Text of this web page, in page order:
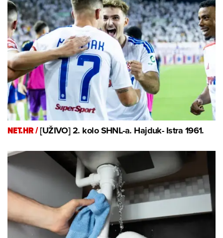
NET.HR /[UŽIVO] 2. kolo SHNL-a. Hajduk- Istra 1961.